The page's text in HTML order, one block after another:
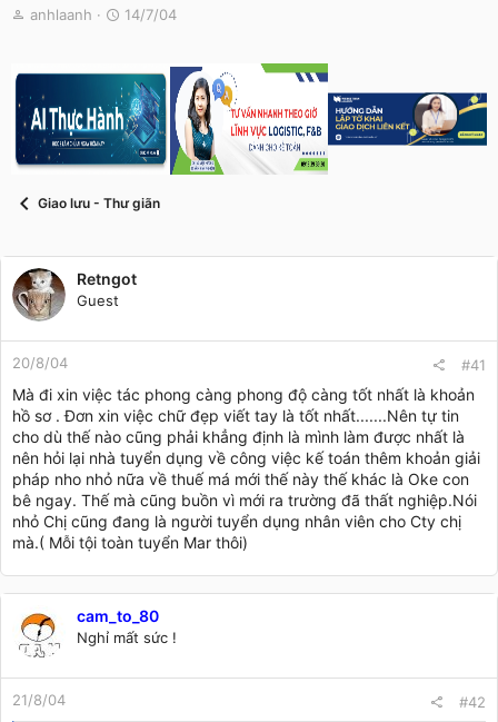
T
e
a
d
s
a
r
anhlaanh
N
y
g
ử
i
14/7/04
Giao lưu - Thư giãn
Retngot
Guest
20/8/04 #41
Mà đi xin việc tác phong càng phong độ càng tốt nhất là khoản
hồ sơ . Đơn xin việc chữ đẹp viết tay là tốt nhất.......Nên tự tin
cho dù thế nào cũng phải khẳng định là mình làm được nhất là
nên hỏi lại nhà tuyển dụng về công việc kế toán thêm khoản giải
pháp nho nhỏ nữa về thuế má mới thế này thế khác là Oke con
bê ngay. Thế mà cũng buồn vì mới ra trường đã thất nghiệp.Nói
nhỏ Chị cũng đang là người tuyển dụng nhân viên cho Cty chị
mà.( Mỗi tội toàn tuyển Mar thôi)
cam_to_80
Nghỉ mất sức !
21/8/04 #42